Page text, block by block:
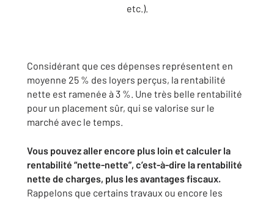
etc.).
Considérant que ces dépenses représentent en
moyenne 25 % des loyers perçus, la rentabilité
nette est ramenée à 3 %. Une très belle rentabilité
pour un placement sûr, qui se valorise sur le
marché avec le temps.
Vous pouvez aller encore plus loin et calculer la
rentabilité “nette-nette”, c’est-à-dire la rentabilité
nette de charges, plus les avantages fiscaux.
Rappelons que certains travaux ou encore les